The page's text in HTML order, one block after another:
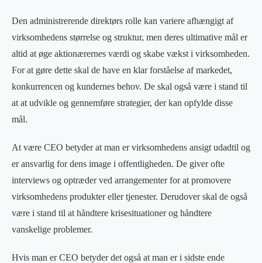
Den administrerende direktørs rolle kan variere afhængigt af
virksomhedens størrelse og struktur, men deres ultimative mål er
altid at øge aktionærernes værdi og skabe vækst i virksomheden.
For at gøre dette skal de have en klar forståelse af markedet,
konkurrencen og kundernes behov. De skal også være i stand til
at at udvikle og gennemføre strategier, der kan opfylde disse
mål.
At være CEO betyder at man er virksomhedens ansigt udadtil og
er ansvarlig for dens image i offentligheden. De giver ofte
interviews og optræder ved arrangementer for at promovere
virksomhedens produkter eller tjenester. Derudover skal de også
være i stand til at håndtere krisesituationer og håndtere
vanskelige problemer.
Hvis man er CEO betyder det også at man er i sidste ende